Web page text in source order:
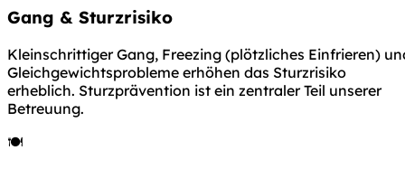
Gang & Sturzrisiko
Kleinschrittiger Gang, Freezing (plötzliches Einfrieren)
Gleichgewichtsprobleme erhöhen das Sturzrisiko
erheblich. Sturzprävention ist ein zentraler Teil unserer
Betreuung.
🍽️